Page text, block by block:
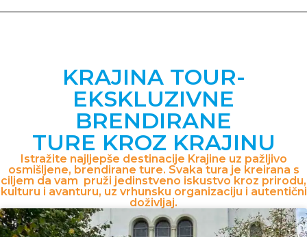
KRAJINA TOUR-
EKSKLUZIVNE
BRENDIRANE
TURE KROZ KRAJINU
Istražite najljepše destinacije Krajine uz pažljivo
osmišljene, brendirane ture. Svaka tura je kreirana s
ciljem da vam pruži jedinstveno iskustvo kroz prirodu,
kulturu i avanturu, uz vrhunsku organizaciju i autentični
doživljaj.